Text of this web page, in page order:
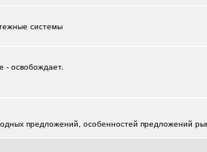
+7287
системы
- освобождает.
предложений, особенностей предложений